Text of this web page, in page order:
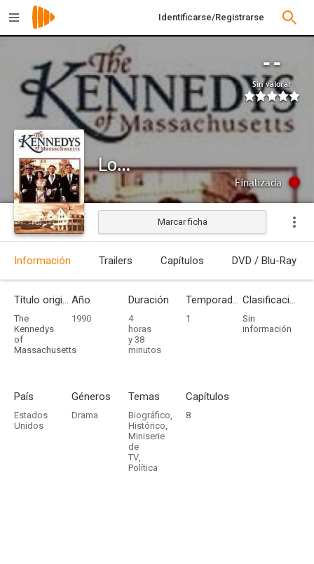
Identificarse/Registrarse
--
Sin valorar
Los Kennedy
Finalizada
Marcar ficha
Información Trailers Capítulos DVD / Blu-Ray
Título original
The
Kennedys
of
Massachusetts
Año
1990
Duración
4
horas
y 38
minutos
Temporadas
1
Clasificación por edades
Sin
información
País
Estados
Unidos
Géneros
Drama
Temas
Biográfico,
Histórico,
Miniserie
de
TV,
Política
Capítulos
8